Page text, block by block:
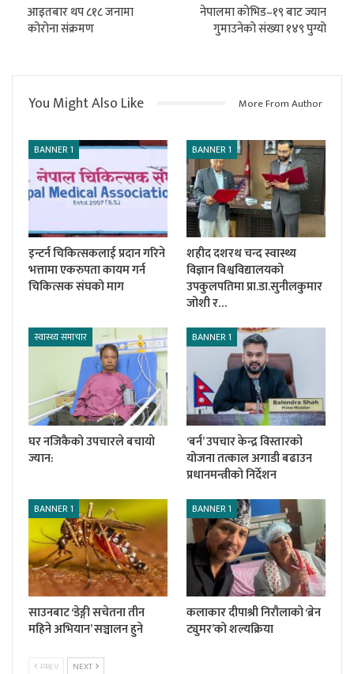
आइतबार थप ८१८ जनामा
कोरोना संक्रमण
नेपालमा कोभिड–१९ बाट ज्यान
गुमाउनेको संख्या १४९ पुग्यो
You Might Also Like More From Author
BANNER 1
इन्टर्न चिकित्सकलाई प्रदान गरिने
भत्तामा एकरुपता कायम गर्न
चिकित्सक संघको माग
BANNER 1
शहीद दशरथ चन्द स्वास्थ्य
विज्ञान विश्वविद्यालयको
उपकुलपतिमा प्रा.डा.सुनीलकुमार
जोशी र…
स्वास्थ्य समाचार
घर नजिकैको उपचारले बचायो
ज्यान:
BANNER 1
‘बर्न’ उपचार केन्द्र विस्तारको
योजना तत्काल अगाडी बढाउन
प्रधानमन्त्रीको निर्देशन
BANNER 1
साउनबाट ‘डेङ्गी सचेतना तीन
महिने अभियान’ सञ्चालन हुने
BANNER 1
कलाकार दीपाश्री निरौलाको ‘ब्रेन
ट्युमर’को शल्यक्रिया
PREV NEXT